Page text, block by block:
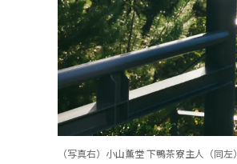
（写真右）小山薫堂 下鴨茶寮主人（同